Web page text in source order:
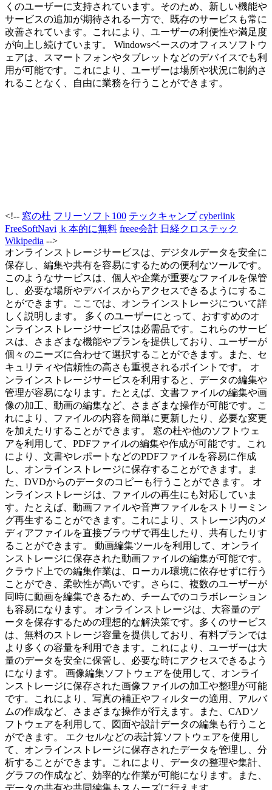
くのユーザーに支持されています。そのため、新しい機能や
サービスの追加が期待される一方で、既存のサービスも常に
改善されています。これにより、ユーザーの利便性や満足度
が向上し続けています。 Windowsベースのオフィスソフトウ
ェアは、スマートフォンやタブレットなどのデバイスでも利
用が可能です。これにより、ユーザーは場所や状況に制約さ
れることなく、自由に業務を行うことができます。
<!-- 窓の杜 フリーソフト100 テックキャンプ cyberlink
FreeSoftNavi ｋ本的に無料 freee会計 日経クロステック
Wikipedia -->
オンラインストレージサービスは、デジタルデータを安全に
保存し、編集や共有を容易にするための便利なツールです。
このようなサービスは、個人や企業が重要なファイルを保管
し、必要な場所やデバイスからアクセスできるようにするこ
とができます。ここでは、オンラインストレージについて詳
しく説明します。 多くのユーザーにとって、おすすめのオ
ンラインストレージサービスは必需品です。これらのサービ
スは、さまざまな機能やプランを提供しており、ユーザーが
個々のニーズに合わせて選択することができます。また、セ
キュリティや信頼性の高さも重視されるポイントです。 オ
ンラインストレージサービスを利用すると、データの編集や
管理が容易になります。たとえば、文書ファイルの編集や画
像の加工、動画の編集など、さまざまな操作が可能です。こ
れにより、ファイルの内容を簡単に更新したり、必要な変更
を加えたりすることができます。 窓の杜や他のソフトウェ
アを利用して、PDFファイルの編集や作成が可能です。これ
により、文書やレポートなどのPDFファイルを容易に作成
し、オンラインストレージに保存することができます。ま
た、DVDからのデータのコピーも行うことができます。 オ
ンラインストレージは、ファイルの再生にも対応していま
す。たとえば、動画ファイルや音声ファイルをストリーミン
グ再生することができます。これにより、ストレージ内のメ
ディアファイルを直接ブラウザで再生したり、共有したりす
ることができます。 動画編集ツールを利用して、オンライ
ンストレージに保存された動画ファイルの編集が可能です。
クラウド上での編集作業は、ローカル環境に依存せずに行う
ことができ、柔軟性が高いです。さらに、複数のユーザーが
同時に動画を編集できるため、チームでのコラボレーション
も容易になります。 オンラインストレージは、大容量のデ
ータを保存するための理想的な解決策です。多くのサービス
は、無料のストレージ容量を提供しており、有料プランでは
より多くの容量を利用できます。これにより、ユーザーは大
量のデータを安全に保管し、必要な時にアクセスできるよう
になります。 画像編集ソフトウェアを使用して、オンライ
ンストレージに保存された画像ファイルの加工や整理が可能
です。これにより、写真の補正やフィルターの適用、アルバ
ムの作成など、さまざまな操作が行えます。また、CADソ
フトウェアを利用して、図面や設計データの編集も行うこと
ができます。 エクセルなどの表計算ソフトウェアを使用し
て、オンラインストレージに保存されたデータを管理し、分
析することができます。これにより、データの整理や集計、
グラフの作成など、効率的な作業が可能になります。また、